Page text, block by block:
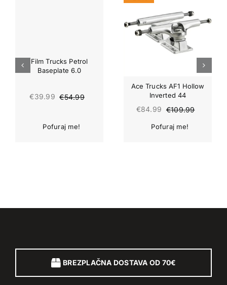
Film Trucks Petrol
Baseplate 6.0
€54.99
€39.99
Ace Trucks AF1 Hollow
Inverted 44
€109.99
€84.99
BREZPLAČNA DOSTAVA OD 70€